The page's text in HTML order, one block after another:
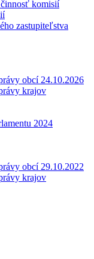
činnosť komisií
zastupiteľstva
obcí 24.10.2026
krajov
2024
obcí 29.10.2022
krajov